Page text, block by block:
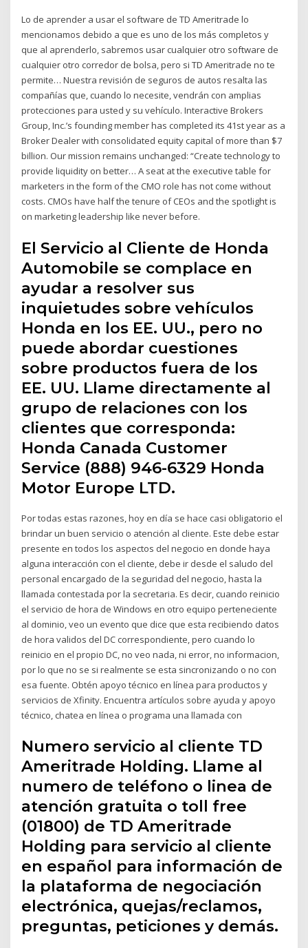
Lo de aprender a usar el software de TD Ameritrade lo
mencionamos debido a que es uno de los más completos y
que al aprenderlo, sabremos usar cualquier otro software de
cualquier otro corredor de bolsa, pero si TD Ameritrade no te
permite… Nuestra revisión de seguros de autos resalta las
compañías que, cuando lo necesite, vendrán con amplias
protecciones para usted y su vehículo. Interactive Brokers
Group, Inc.’s founding member has completed its 41st year as a
Broker Dealer with consolidated equity capital of more than $7
billion. Our mission remains unchanged: “Create technology to
provide liquidity on better… A seat at the executive table for
marketers in the form of the CMO role has not come without
costs. CMOs have half the tenure of CEOs and the spotlight is
on marketing leadership like never before.
El Servicio al Cliente de Honda
Automobile se complace en
ayudar a resolver sus
inquietudes sobre vehículos
Honda en los EE. UU., pero no
puede abordar cuestiones
sobre productos fuera de los
EE. UU. Llame directamente al
grupo de relaciones con los
clientes que corresponda:
Honda Canada Customer
Service (888) 946-6329 Honda
Motor Europe LTD.
Por todas estas razones, hoy en día se hace casi obligatorio el
brindar un buen servicio o atención al cliente. Este debe estar
presente en todos los aspectos del negocio en donde haya
alguna interacción con el cliente, debe ir desde el saludo del
personal encargado de la seguridad del negocio, hasta la
llamada contestada por la secretaria. Es decir, cuando reinicio
el servicio de hora de Windows en otro equipo perteneciente
al dominio, veo un evento que dice que esta recibiendo datos
de hora validos del DC correspondiente, pero cuando lo
reinicio en el propio DC, no veo nada, ni error, no informacion,
por lo que no se si realmente se esta sincronizando o no con
esa fuente. Obtén apoyo técnico en línea para productos y
servicios de Xfinity. Encuentra artículos sobre ayuda y apoyo
técnico, chatea en línea o programa una llamada con
Numero servicio al cliente TD
Ameritrade Holding. Llame al
numero de teléfono o linea de
atención gratuita o toll free
(01800) de TD Ameritrade
Holding para servicio al cliente
en español para información de
la plataforma de negociación
electrónica, quejas/reclamos,
preguntas, peticiones y demás.